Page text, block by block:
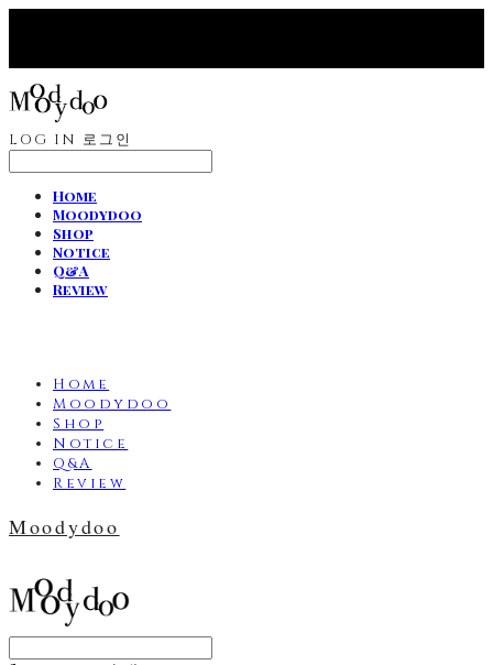
LOG IN 로그인
Home
Moodydoo
Shop
Notice
Q&A
Review
Home
Moodydoo
Shop
Notice
Q&A
Review
Moodydoo